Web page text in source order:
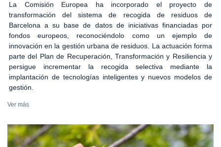
La Comisión Europea ha incorporado el proyecto de
transformación del sistema de recogida de residuos de
Barcelona a su base de datos de iniciativas financiadas por
fondos europeos, reconociéndolo como un ejemplo de
innovación en la gestión urbana de residuos. La actuación forma
parte del Plan de Recuperación, Transformación y Resiliencia y
persigue incrementar la recogida selectiva mediante la
implantación de tecnologías inteligentes y nuevos modelos de
gestión.
Ver más